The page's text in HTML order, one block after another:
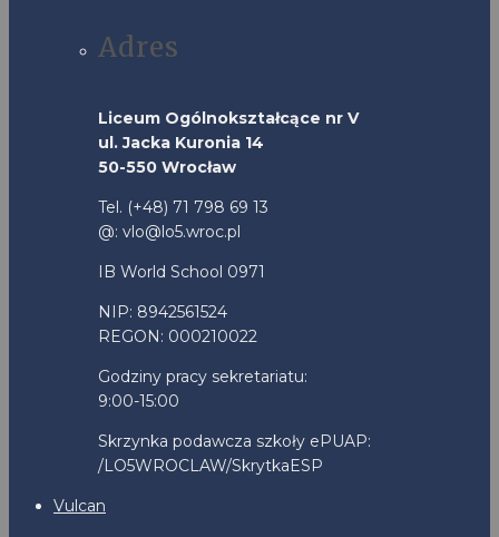
Adres
Liceum Ogólnokształcące nr V
ul. Jacka Kuronia 14
50-550 Wrocław
Tel. (+48) 71 798 69 13
@: vlo@lo5.wroc.pl
IB World School 0971
NIP: 8942561524
REGON: 000210022
Godziny pracy sekretariatu:
9:00-15:00
Skrzynka podawcza szkoły ePUAP:
/LO5WROCLAW/SkrytkaESP
Vulcan